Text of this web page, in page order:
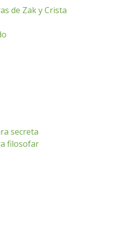
de Zak y Crista
secreta
filosofar